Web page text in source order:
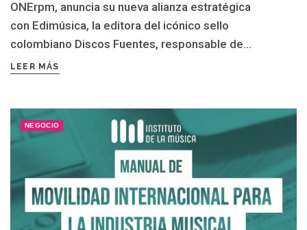
ONErpm, anuncia su nueva alianza estratégica
con Edimúsica, la editora del icónico sello
colombiano Discos Fuentes, responsable de...
LEER MÁS
NEGOCIO